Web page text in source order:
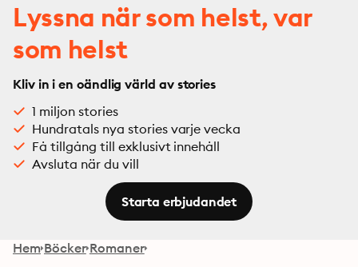
Lyssna när som helst, var
som helst
Kliv in i en oändlig värld av stories
1 miljon stories
Hundratals nya stories varje vecka
Få tillgång till exklusivt innehåll
Avsluta när du vill
Starta erbjudandet
Hem Böcker Romaner